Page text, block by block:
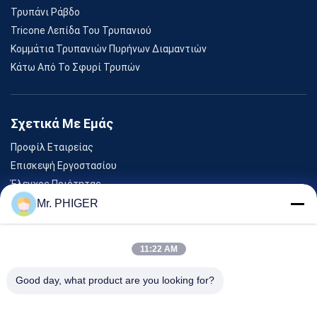
Τρυπάνι Ράβδο
Tricone Λεπίδα Του Τρυπανιού
Κομμάτια Τρυπανιών Πυρήνων Διαμαντιών
Κάτω Από Το Σφυρί Τρυπών
Σχετικά Με Εμάς
Προφίλ Εταιρείας
Επισκεψή Εργοστασίου
Έλεγχος Ποιότητας
Sitemap
Εκδηλώσεις
Mr. PHIGER
11:22 AM
Good day, what product are you looking for?